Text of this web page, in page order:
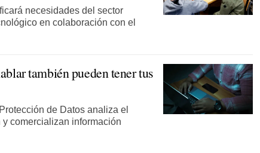
necesidades del sector
en colaboración con el
también pueden tener tus
de Datos analiza el
comercializan información